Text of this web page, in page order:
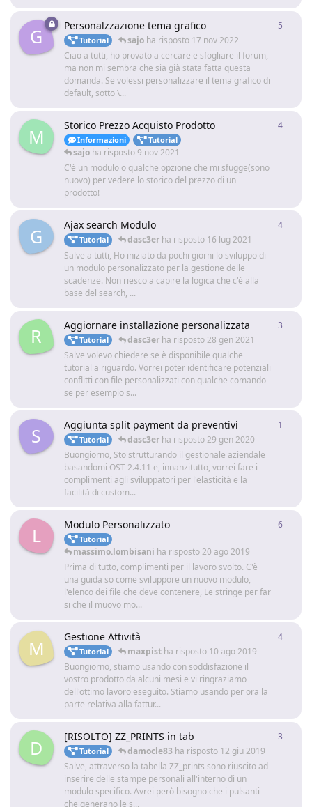
G Personalzzazione tema grafico
Tutorial sajo ha risposto 17 nov 2022
Ciao a tutti, ho provato a cercare e sfogliare il forum,
ma non mi sembra che sia già stata fatta questa
domanda. Se volessi personalizzare il tema grafico di
default, sotto \...
5
M Storico Prezzo Acquisto Prodotto
Informazioni Tutorial
sajo ha risposto9 nov 2021
C'è un modulo o qualche opzione che mi sfugge(sono
nuovo) per vedere lo storico del prezzo di un
prodotto!
4
G Ajax search Modulo
Tutorial dasc3er ha risposto 16 lug 2021
Salve a tutti, Ho iniziato da pochi giorni lo sviluppo di
un modulo personalizzato per la gestione delle
scadenze. Non riesco a capire la logica che c'è alla
base del search, ...
4
R Aggiornare installazione personalizzata
Tutorial dasc3er ha risposto28 gen 2021
Salve volevo chiedere se è disponibile qualche
tutorial a riguardo. Vorrei poter identificare potenziali
conflitti con file personalizzati con qualche comando
se per esempio s...
3
S Aggiunta split payment da preventivi
Tutorial dasc3er ha risposto29 gen 2020
Buongiorno, Sto strutturando il gestionale aziendale
basandomi OST 2.4.11 e, innanzitutto, vorrei fare i
complimenti agli sviluppatori per l'elasticità e la
facilità di custom...
1
L Modulo Personalizzato
Tutorial
massimo.lombisani ha risposto20 ago 2019
Prima di tutto, complimenti per il lavoro svolto. C'è
una guida so come sviluppore un nuovo modulo,
l'elenco dei file che deve contenere, Le stringe per far
si che il muovo mo...
6
M Gestione Attività
Tutorial maxpist ha risposto 10 ago 2019
Buongiorno, stiamo usando con soddisfazione il
vostro prodotto da alcuni mesi e vi ringraziamo
dell'ottimo lavoro eseguito. Stiamo usando per ora la
parte relativa alla fattur...
4
D [RISOLTO] ZZ_PRINTS in tab
Tutorial damocle83 ha risposto 12 giu 2019
Salve, attraverso la tabella ZZ_prints sono riuscito ad
inserire delle stampe personali all'interno di un
modulo specifico. Avrei però bisogno che i pulsanti
che generano le s...
3